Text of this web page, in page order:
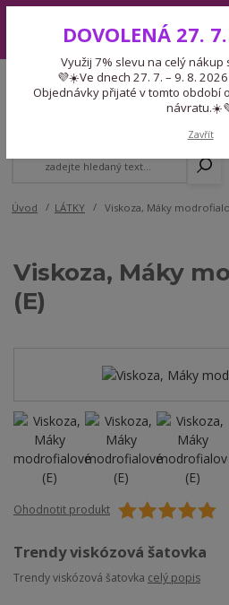
7. – 9. 8. 2026 čerpáme dovolenou.
odešleme ihned po
Expedice 775 866 913
Po-Čt 9-15:30 Pá 9-14:30 Pauza 13-13:45
Úvod LÁTKY Viskoza, Máky
Viskoza, Máky
(E)
Ohodnotit produkt
Trendy viskózová šatovka
Trendy viskózová šatovka celý popis
DOVOLENÁ 27.
Využij 7% slevu na celý nákup
💜☀️Ve dnech 27. 7. – 9. 8.
Objednávky přijaté v tomto období
Zavřít